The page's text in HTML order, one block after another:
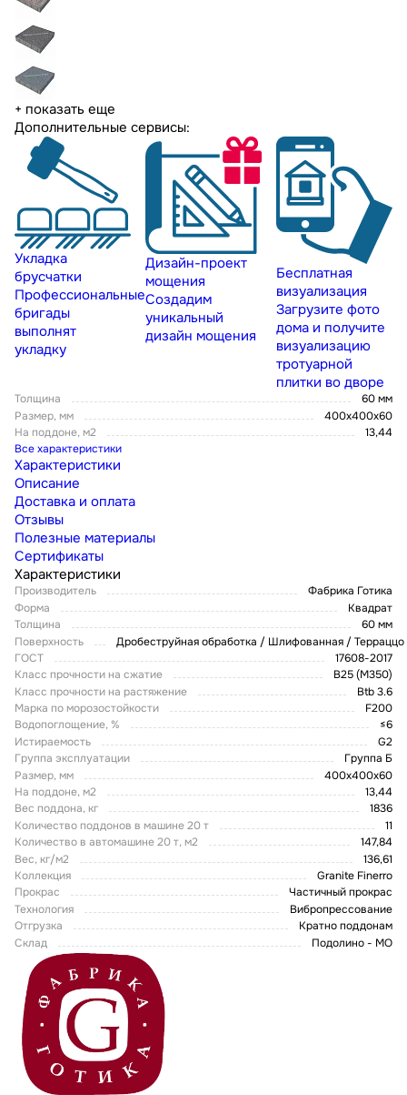
+ показать еще
Дополнительные сервисы:
Укладка
брусчатки
Профессиональные
бригады
выполнят
укладку
Дизайн-проект
мощения
Создадим
уникальный
дизайн мощения
Бесплатная
визуализация
Загрузите фото
дома и получите
визуализацию
тротуарной
плитки во дворе
Толщина
60 мм
Размер, мм
400х400х60
На поддоне, м2
13,44
Все характеристики
Характеристики
Описание
Доставка и оплата
Отзывы
Полезные материалы
Сертификаты
Характеристики
Производитель
Фабрика Готика
Форма
Квадрат
Толщина
60 мм
Поверхность
Дробеструйная обработка / Шлифованная / Терраццо
ГОСТ
17608-2017
Класс прочности на сжатие
В25 (М350)
Класс прочности на растяжение
Btb 3.6
Марка по морозостойкости
F200
Водопоглощение, %
≤6
Истираемость
G2
Группа эксплуатации
Группа Б
Размер, мм
400х400х60
На поддоне, м2
13,44
Вес поддона, кг
1836
Количество поддонов в машине 20 т
11
Количество в автомашине 20 т, м2
147,84
Вес, кг/м2
136,61
Коллекция
Granite Finerro
Прокрас
Частичный прокрас
Технология
Вибропрессование
Отгрузка
Кратно поддонам
Склад
Подолино - МО